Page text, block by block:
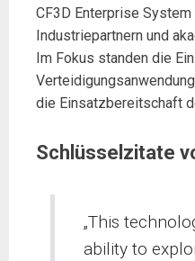
CF3D Enterprise
Industriepartnern und
Im Fokus standen die
die Einsatzbereitschaft
Schlüsselzitate
„This
ability to